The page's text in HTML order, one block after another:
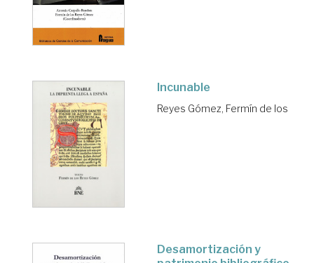
Incunable
Reyes Gómez, Fermín de los
Desamortización y